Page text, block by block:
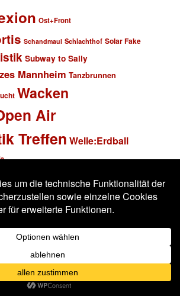
Ost+Front
Schandmaul Schlachthof Solar Fake
Subway to Sally
Mannheim Tanzbrunnen
Wacken
Air
Treffen Welle:Erdball
Stolz präsentiert von WordPress